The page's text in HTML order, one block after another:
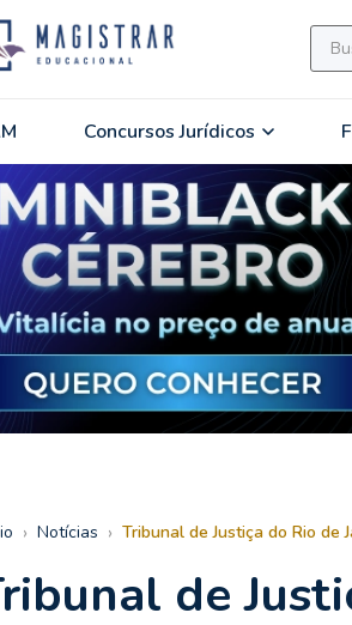
Concursos Jurídicos
› Notícias › Tribunal de Justiça do Rio de
de